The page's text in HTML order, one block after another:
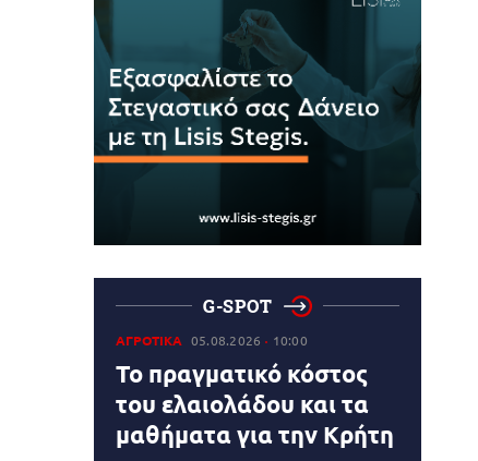
G-SPOT
ΑΓΡΟΤΙΚΑ 05.08.2026 10:00
Το πραγματικό κόστος
του ελαιολάδου και τα
μαθήματα για την Κρήτη